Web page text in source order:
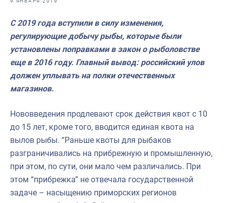
Выставки и конференции
Рыбоохрана России
Укрепление духовно-нравственных ценностей
События в России и мире
С 2019 года вступили в силу изменения,
регулирующие добычу рыбы, которые были
установлены поправками в закон о рыболовстве
еще в 2016 году. Главный вывод: российский улов
должен уплывать на полки отечественных
магазинов.
Нововведения продлевают срок действия квот с 10
до 15 лет, кроме того, вводится единая квота на
вылов рыбы. “Раньше квоты для рыбаков
разграничивались на прибрежную и промышленную,
при этом, по сути, они мало чем различались. При
этом “прибрежка” не отвечала государственной
задаче – насыщению приморских регионов